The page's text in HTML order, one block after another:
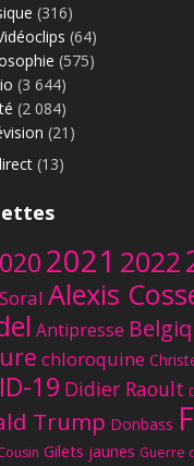
(316)
(64)
(575)
(3 644)
(2 084)
(21)
(13)
2021 2022
Alexis
Antipresse
chloroquine
19 Didier Raoult
Trump Donbass
Gilets jaunes Guerre